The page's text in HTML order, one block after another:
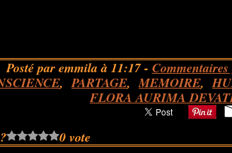
Posté par emmila à 11:17 -
,PARTAGE,MEMOIRE,
FLORA AURIMA
0 vote